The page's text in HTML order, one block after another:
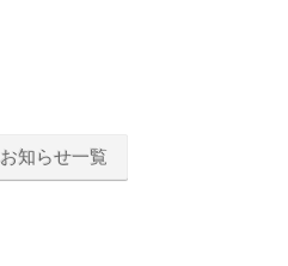
お知らせ一覧